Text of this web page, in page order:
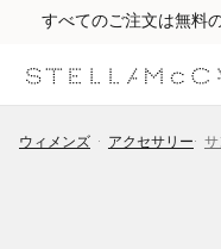
すべてのご注文は無料
ウィメンズ アクセサリー サ